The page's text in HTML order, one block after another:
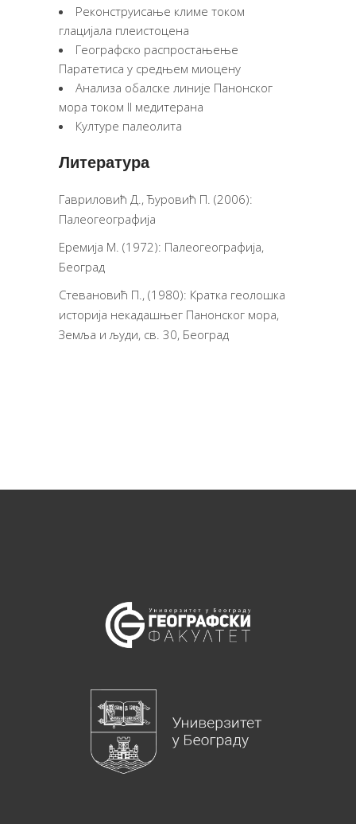
Реконструисање климе током
глацијала плеистоцена
Географско распростањење
Паратетиса у средњем миоцену
Анализа обалске линије Панонског
мора током II медитерана
Културе палеолита
Литература
Гавриловић Д., Ђуровић П. (2006):
Палеогеографија
Еремија М. (1972): Палеогеографија,
Београд
Стевановић П., (1980): Кратка геолошка
историја некадашњег Панонског мора,
Земља и људи, св. 30, Београд